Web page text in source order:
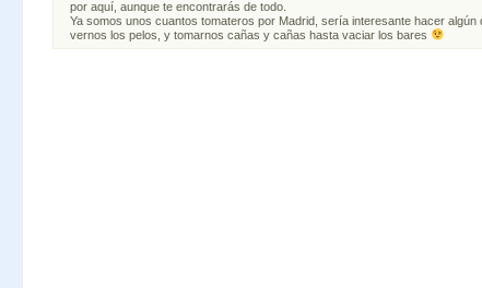
por aquí, aunque te encontrarás de todo.
Ya somos unos cuantos tomateros por Madrid, sería interesante hacer algún
vernos los pelos, y tomarnos cañas y cañas hasta vaciar los bares